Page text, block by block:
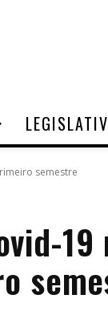
semestre